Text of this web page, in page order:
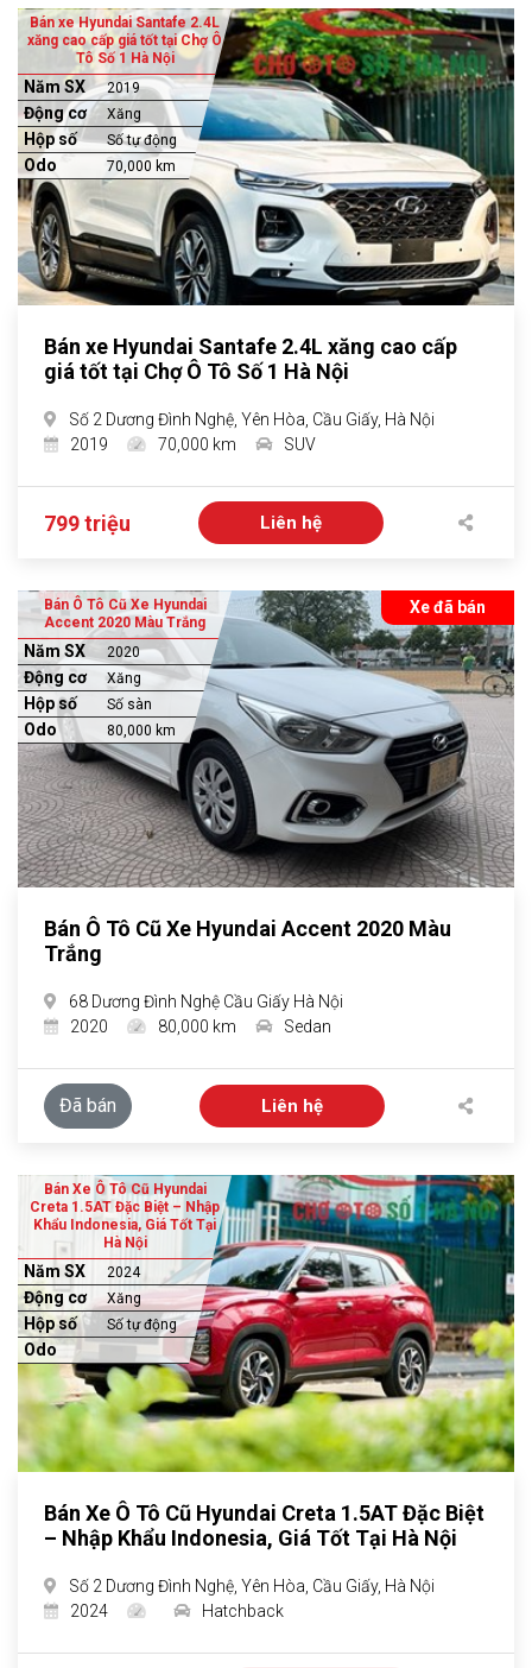
Bán xe Hyundai Santafe 2.4L
xăng cao cấp giá tốt tại Chợ Ô
Tô Số 1 Hà Nội
Năm SX 2019
Động cơ Xăng
Hộp số Số tự động
Odo 70,000 km
Bán xe Hyundai Santafe 2.4L xăng cao cấp
giá tốt tại Chợ Ô Tô Số 1 Hà Nội
Số 2 Dương Đình Nghệ, Yên Hòa, Cầu Giấy, Hà Nội
2019
70,000 km SUV
799 triệu Liên hệ
Xe đã bán
Bán Ô Tô Cũ Xe Hyundai
Accent 2020 Màu Trắng
Năm SX 2020
Động cơ Xăng
Hộp số Số sàn
Odo 80,000 km
Bán Ô Tô Cũ Xe Hyundai Accent 2020 Màu
Trắng
68 Dương Đình Nghệ Cầu Giấy Hà Nội
2020
80,000 km Sedan
Đã bán Liên hệ
Bán Xe Ô Tô Cũ Hyundai
Creta 1.5AT Đặc Biệt – Nhập
Khẩu Indonesia, Giá Tốt Tại
Hà Nội
Năm SX 2024
Động cơ Xăng
Hộp số Số tự động
Odo
Bán Xe Ô Tô Cũ Hyundai Creta 1.5AT Đặc Biệt
– Nhập Khẩu Indonesia, Giá Tốt Tại Hà Nội
Số 2 Dương Đình Nghệ, Yên Hòa, Cầu Giấy, Hà Nội
2024
Hatchback